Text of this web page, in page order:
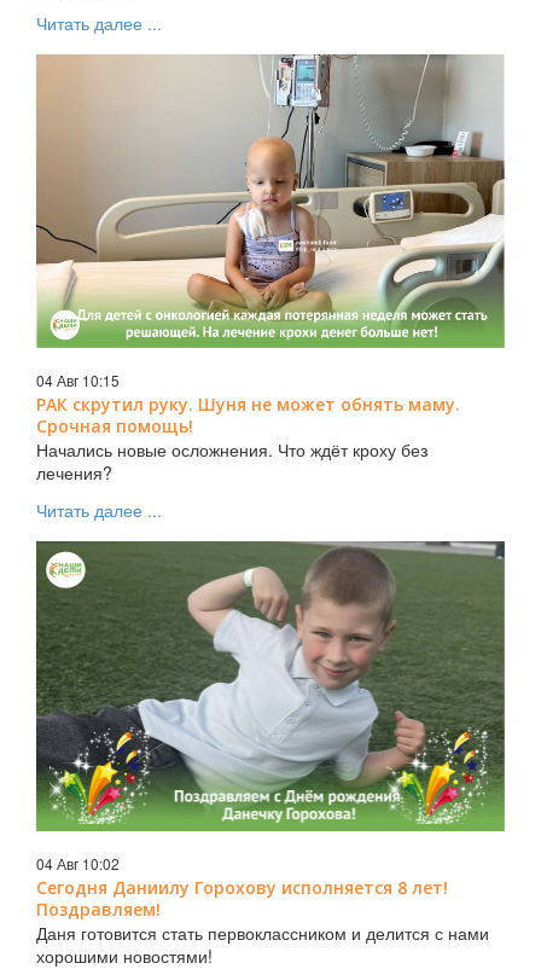
Читать далее ...
04 Авг 10:15
РАК скрутил руку. Шуня не может обнять маму.
Срочная помощь!
Начались новые осложнения. Что ждёт кроху без
лечения?
Читать далее ...
04 Авг 10:02
Сегодня Даниилу Горохову исполняется 8 лет!
Поздравляем!
Даня готовится стать первоклассником и делится с нами
хорошими новостями!